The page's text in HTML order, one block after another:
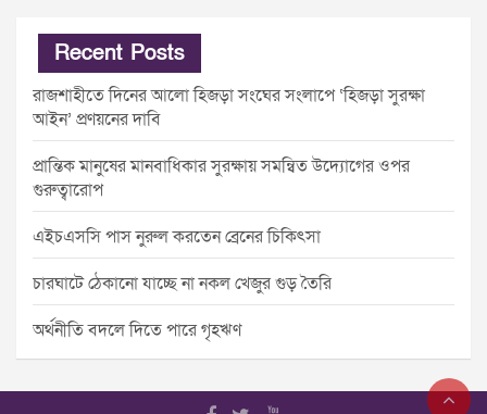
Recent Posts
রাজশাহীতে দিনের আলো হিজড়া সংঘের সংলাপে ‘হিজড়া সুরক্ষা
আইন’ প্রণয়নের দাবি
প্রান্তিক মানুষের মানবাধিকার সুরক্ষায় সমন্বিত উদ্যোগের ওপর
গুরুত্বারোপ
এইচএসসি পাস নুরুল করতেন ব্রেনের চিকিৎসা
চারঘাটে ঠেকানো যাচ্ছে না নকল খেজুর গুড় তৈরি
অর্থনীতি বদলে দিতে পারে গৃহঋণ